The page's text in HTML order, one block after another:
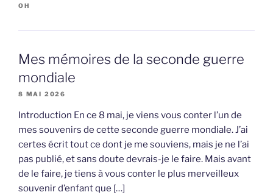
OH
Mes mémoires de la seconde guerre
mondiale
8 MAI 2026
Introduction En ce 8 mai, je viens vous conter l’un de
mes souvenirs de cette seconde guerre mondiale. J’ai
certes écrit tout ce dont je me souviens, mais je ne l’ai
pas publié, et sans doute devrais-je le faire. Mais avant
de le faire, je tiens à vous conter le plus merveilleux
souvenir d’enfant que […]